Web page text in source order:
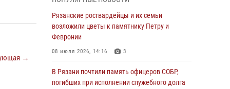
→
28 июля 2026, 09:22 1
При силовой поддержке ОМОН житель
Касимовского округа лишён гражданства
законодательства
27 июля 2026, 15:26
Рязанские росгвардейцы и их семьи
возложили цветы к памятнику Петру и
Февронии
08 июля 2026, 14:16 3
В Рязани почтили память офицеров СОБР,
погибших при исполнении служебного долга